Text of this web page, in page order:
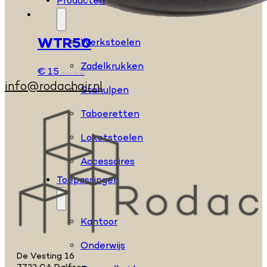
Werkstoelen
Zadelkrukken
Stahulpen
Taboeretten
Loketstoelen
Accessoires
Toepassingen
Kantoor
Onderwijs
WTR50
€15 (EXCL. BTW)
info@rodachair.nl
De Vesting 16